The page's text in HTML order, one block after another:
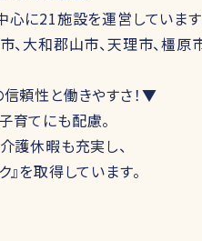
心に21施設を運営しています
、大和郡山市、天理市、橿原
頼性と働きやすさ！▼
育てにも配慮。
護休暇も充実し、
』を取得しています。